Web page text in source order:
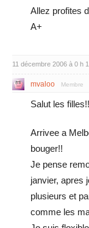
Allez profites
A+
11 décembre 2006 à 0 h
mvaloo Membre
Salut les filles!!
Arrivee a
bouger!!
Je pense
janvier, apres
plusieurs et
comme les